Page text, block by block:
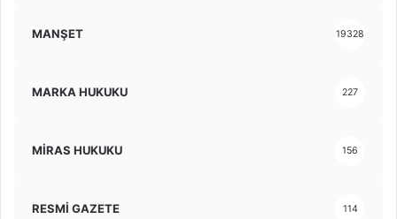
MANŞET 19328
MARKA HUKUKU 227
MİRAS HUKUKU 156
RESMİ GAZETE 114